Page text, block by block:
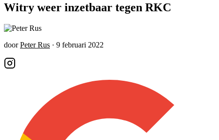
Witry weer inzetbaar tegen RKC
door Peter Rus · 9 februari 2022